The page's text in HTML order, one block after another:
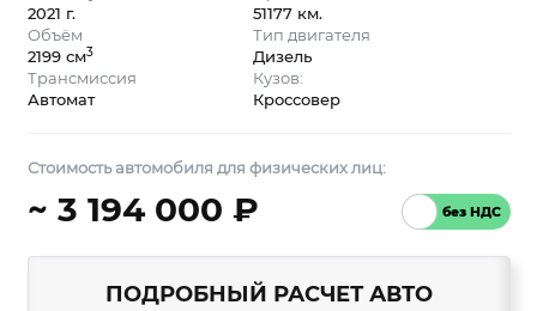
2021 г.
51177 км.
Объём
2199 см3
Тип двигателя
Дизель
Трансмиссия
Автомат
Кузов:
Кроссовер
Стоимость автомобиля для физических лиц:
~ 3 194 000 ₽
ПОДРОБНЫЙ РАСЧЕТ АВТО